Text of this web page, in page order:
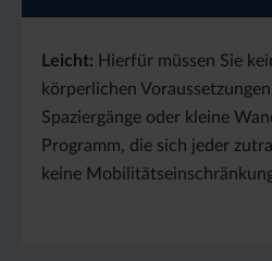
Leicht: Hierfür müssen Sie
körperlichen
Spaziergänge oder kleine
Programm, die sich jeder
keine